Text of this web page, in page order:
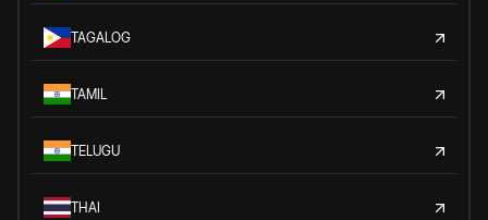
TAGALOG
TAMIL
TELUGU
THAI